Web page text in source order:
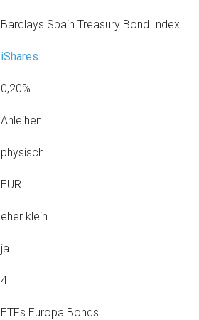
Barclays Spain Treasury Bond Index
iShares
0,20%
Anleihen
physisch
EUR
eher klein
ja
4
ETFs Europa Bonds